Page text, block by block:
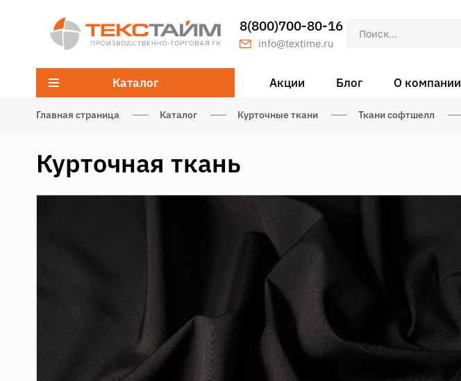
8(800)700-80-16
info@textime.ru
Каталог Акции Блог О компании
Главная страница Каталог Курточные ткани Ткани софтшелл
Курточная ткань